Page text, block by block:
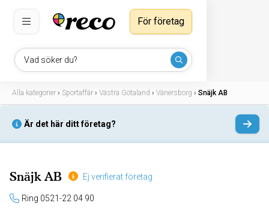
Vad söker du?
För företag
Alla kategorier › Sportaffär › Västra Götaland › Vänersborg › Snäjk AB
Är det här ditt företag?
Snäjk AB Ej verifierat företag
Ring 0521-22 04 90